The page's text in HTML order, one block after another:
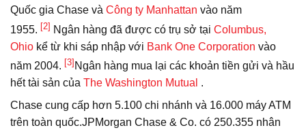
Quốc gia Chase và Công ty Manhattan vào năm
1955. [2] Ngân hàng đã được có trụ sở tại Columbus,
Ohio kể từ khi sáp nhập với Bank One Corporation vào
năm 2004. [3] Ngân hàng mua lại các khoản tiền gửi và hầu
hết tài sản của The Washington Mutual .
Chase cung cấp hơn 5.100 chi nhánh và 16.000 máy ATM
trên toàn quốc.JPMorgan Chase & Co. có 250.355 nhân